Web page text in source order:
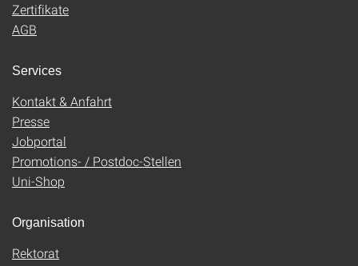
Zertifikate
AGB
Services
Kontakt & Anfahrt
Presse
Jobportal
Promotions- / Postdoc-Stellen
Uni-Shop
Organisation
Rektorat